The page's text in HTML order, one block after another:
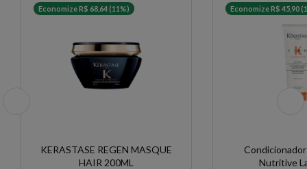
Economize R$ 68,64 (11%)
KERASTASE REGEN MASQUE
HAIR 200ML
Economize R$ 45,90
Nutritive